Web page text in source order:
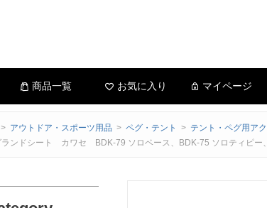
商品一覧 お気に入り マイページ
アウトドア・スポーツ用品 ペグ・テント
テント・ペグ用ア
ランドシート カワセ BDK-79 ソロベース、BDK-75 ソロティピー